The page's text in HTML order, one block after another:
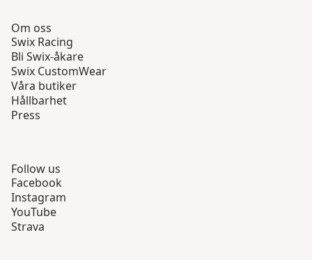
Om oss
Swix Racing
Bli Swix-åkare
Swix CustomWear
Våra butiker
Hållbarhet
Press
Follow us
Facebook
Instagram
YouTube
Strava